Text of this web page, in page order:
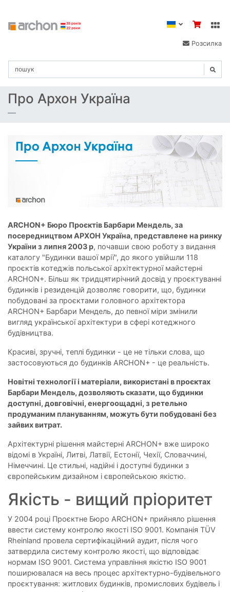
Розсилка
Про Архон Україна
ARCHON+ Бюро Проєктів Барбари Мендель, за
посередництвом АРХОН Україна, представлене на ринку
України з липня 2003 р, почавши свою роботу з видання
каталогу "Будинки вашої мрії", до якого увійшли 118
проєктів котеджів польської архітектурної майстерні
ARCHON+. Більш як тридцятирічний досвід у проєктуванні
будинків і резиденцій дозволяє говорити, що, будинки
побудовані за проєктами головного архітектора
ARCHON+ Барбари Мендель, до певної міри змінили
вигляд української архітектури в сфері котеджного
будівництва.
Красиві, зручні, теплі будинки - це не тільки слова, що
застосовуються до будинків ARCHON+ - це реальність.
Новітні технології і матеріали, використані в проєктах
Барбари Мендель, дозволяють сказати, що будинки
доступні, довговічні, енергоощадні, з ретельно
продуманим плануванням, можуть бути побудовані без
зайвих витрат.
Архітектурні рішення майстерні АRCHON+ вже широко
відомі в Україні, Литві, Латвії, Естонії, Чехії, Словаччині,
Німеччині. Це стильні, надійні і доступні будинки з
європейським дизайном і європейською якістю.
Якість - вищий пріоритет
У 2004 році Проєктне Бюро ARCHON+ прийняло рішення
ввести систему контролю якості ISO 9001. Компанія TÜV
Rheinland провела сертифікаційний аудит, після чого
затвердила систему контролю якості, що відповідає
нормам ISO 9001. Система управління якістю ISO 9001
поширювалася на весь процес архітектурно-будівельного
проєктування: житлових будинків, промислових будівель і